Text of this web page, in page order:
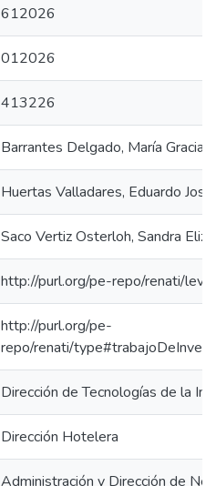
612026
012026
413226
Barrantes Delgado, María Gracia
Huertas Valladares, Eduardo José
Saco Vertiz Osterloh, Sandra
http://purl.org/pe-repo/renati/
http://purl.org/pe-
repo/renati/
Dirección de Tecnologías de la
Dirección Hotelera
Administración y Dirección de